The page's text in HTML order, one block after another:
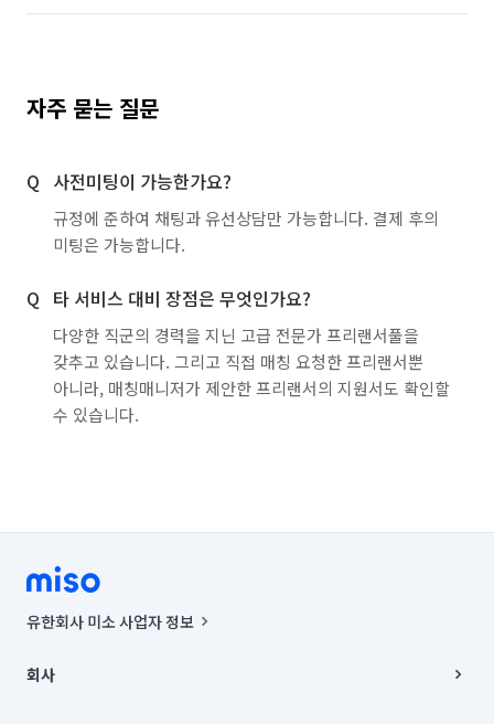
자주 묻는 질문
사전미팅이 가능한가요?
규정에 준하여 채팅과 유선상담만 가능합니다. 결제 후의
미팅은 가능합니다.
타 서비스 대비 장점은 무엇인가요?
다양한 직군의 경력을 지닌 고급 전문가 프리랜서풀을
갖추고 있습니다. 그리고 직접 매칭 요청한 프리랜서뿐
아니라, 매칭매니저가 제안한 프리랜서의 지원서도 확인할
수 있습니다.
유한회사 미소 사업자 정보
00019 |
회사